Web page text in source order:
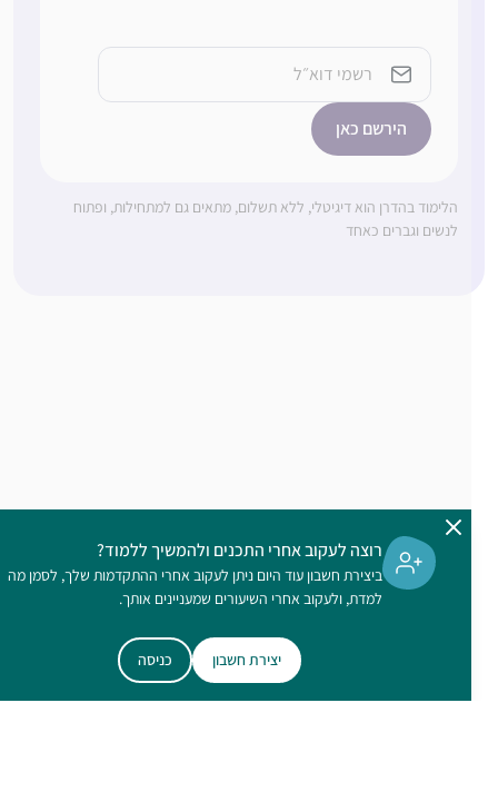
כתובת
הלימוד בהדרן הוא דיגיטלי, ללא תשלום, מתאים גם למתחילות, ופתוח
לנשים וגברים כאחד
רוצה לעקוב אחרי התכנים ולהמשיך ללמוד?
ביצירת חשבון עוד היום ניתן לעקוב אחרי ההתקדמות שלך, לסמן מה
למדת, ולעקוב אחרי השיעורים שמעניינים אותך.
יצירת חשבון כניסה